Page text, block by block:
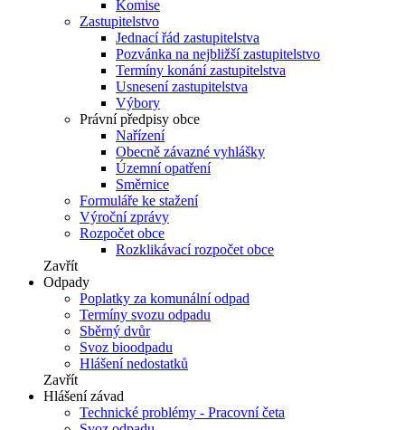
Komise
Zastupitelstvo
Jednací řád zastupitelstva
Pozvánka na nejbližší zastupitelstvo
Termíny konání zastupitelstva
Usnesení zastupitelstva
Výbory
Právní předpisy obce
Nařízení
Obecně závazné vyhlášky
Územní opatření
Směrnice
Formuláře ke stažení
Výroční zprávy
Rozpočet obce
Rozklikávací rozpočet obce
Zavřít
Odpady
Poplatky za komunální odpad
Termíny svozu odpadu
Sběrný dvůr
Svoz bioodpadu
Hlášení nedostatků
Zavřít
Hlášení závad
Technické problémy - Pracovní četa